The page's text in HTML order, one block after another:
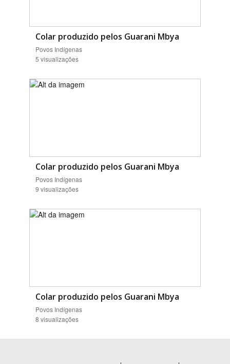
Colar produzido pelos Guarani Mbya
Povos Indígenas
5 visualizações
Colar produzido pelos Guarani Mbya
Povos Indígenas
9 visualizações
Colar produzido pelos Guarani Mbya
Povos Indígenas
8 visualizações